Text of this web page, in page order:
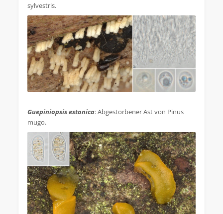
sylvestris.
Guepiniopsis estonica: Abgestorbener Ast von Pinus
mugo.